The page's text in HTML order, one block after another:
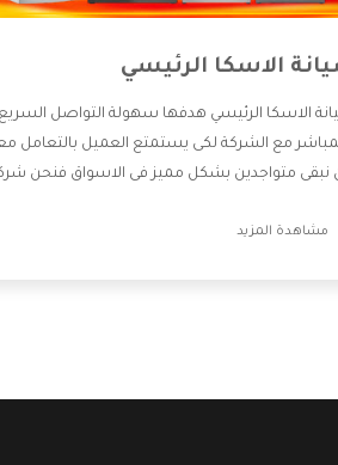
الاسكا الرئيسي
الاسكا الرئيسي هدفها سهولة التواصل السريع
مع الشركة لكى يستمتع العميل بالتعامل
نبقى متواجدين بشكل مميز فى الاسواق فنحن
التى تنفرد الشركة بها والتى تكون منها خدمة
مشاهدة المزيد